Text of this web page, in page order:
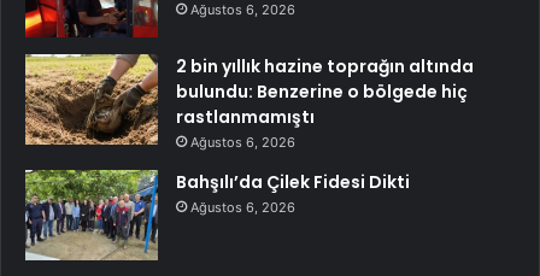
Ağustos 6, 2026
2 bin yıllık hazine toprağın altında
bulundu: Benzerine o bölgede hiç
rastlanmamıştı
Ağustos 6, 2026
Bahşılı’da Çilek Fidesi Dikti
Ağustos 6, 2026